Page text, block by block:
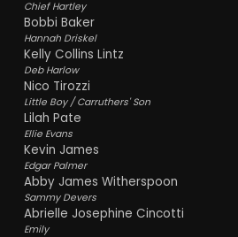
Chief Hartley
Bobbi Baker
Hannah Driskel
Kelly Collins Lintz
Deb Harlow
Nico Tirozzi
Little Boy / Carruthers' Son
Lilah Pate
Ellie Evans
Kevin James
Edgar Palmer
Abby James Witherspoon
Sammy Devers
Abrielle Josephine Cincotti
Emily